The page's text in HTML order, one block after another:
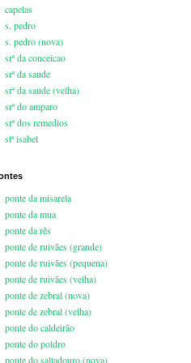
capelas
s. pedro
s. pedro (nova)
srª da conceicao
srª da saude
srª da saude (velha)
srª do amparo
srª dos remedios
stª isabel
ponte da misarela
ponte da mua
ponte da rês
ponte de ruivães (grande)
ponte de ruivães (pequena)
ponte de ruivães (velha)
ponte de zebral (nova)
ponte de zebral (velha)
ponte do caldeirão
ponte do poldro
ponte do saltadouro (nova)